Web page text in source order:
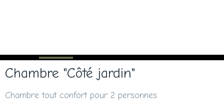
Chambre "Côté jardin"
Chambre tout confort pour 2 personnes